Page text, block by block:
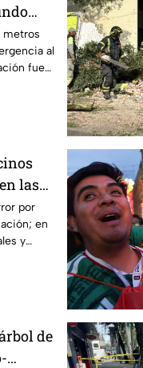
vial
metros
al
fue
las
por
en
y
de